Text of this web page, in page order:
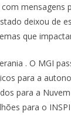
mensagens
deixou de
que
. O MGI
para a
para a Nuvem
para o